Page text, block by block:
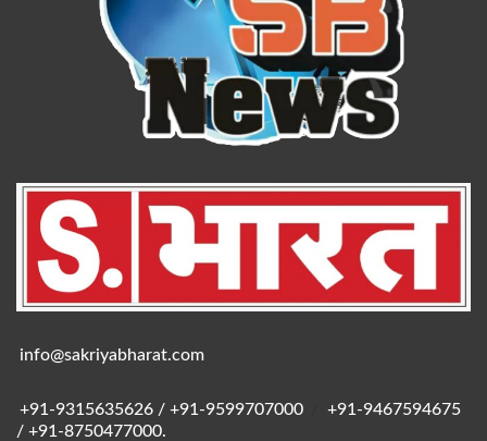
info@sakriyabharat.com
+91-9315635626 / +91-9599707000
+91-9467594675
/ +91-8750477000.